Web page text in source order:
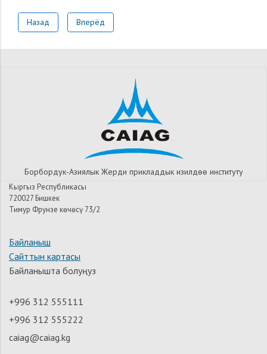
Назад Вперёд
Борбордук-Азиялык Жерди прикладдык изилдѳѳ институту
Кыргыз Республикасы
720027 Бишкек
Тимур Фрунзе көчөсү 73/2
Байланыш
Сайттын картасы
Байланышта болуңуз
+996 312 555111
+996 312 555222
caiag@caiag.kg